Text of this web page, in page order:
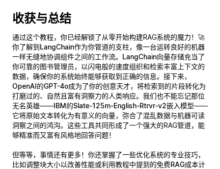
收获与总结
通过这个教程，你已经解锁了从零开始构建RAG系统的魔力！🚀
你了解到LangChain作为你管道的支柱，像一台运转良好的机器
一样无缝地协调组件之间的工作流。 LangChain向量存储充当了
你可靠的图书管理员，以闪电般的速度组织和检索丰富上下文的
数据，确保你的系统始终能够获取到正确的信息。接下来，
OpenAI的GPT-4o成为了你的创意天才，将检索到的片段转化为
打磨过的、自然且富有洞察力的人类响应。我们也不能忘记那位
无名英雄——IBM的Slate-125m-English-Rtrvr-v2嵌入模型——
它将原始文本转化为有意义的向量，弥合了混乱数据与机器可读
洞察之间的鸿沟。这些工具共同形成了一个强大的RAG管道，能
够精准而又富有风格地回答问题！
但等等，事情还有更多！你还掌握了一些优化系统的专业技巧，
比如调整块大小以改善性能或利用教程中提到的免费RAG成本计